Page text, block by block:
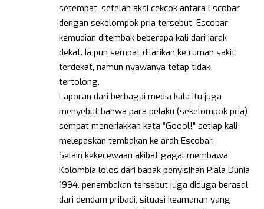
setempat, setelah aksi cekcok antara Escobar
dengan sekelompok pria tersebut, Escobar
kemudian ditembak beberapa kali dari jarak
dekat. Ia pun sempat dilarikan ke rumah sakit
terdekat, namun nyawanya tetap tidak
tertolong.
Laporan dari berbagai media kala itu juga
menyebut bahwa para pelaku (sekelompok pria)
sempat meneriakkan kata “Goool!” setiap kali
melepaskan tembakan ke arah Escobar.
Selain kekecewaan akibat gagal membawa
Kolombia lolos dari babak penyisihan Piala Dunia
1994, penembakan tersebut juga diduga berasal
dari dendam pribadi, situasi keamanan yang